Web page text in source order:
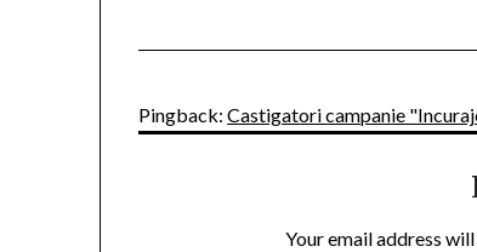
Pingback:Castigatori campanie
Your email address